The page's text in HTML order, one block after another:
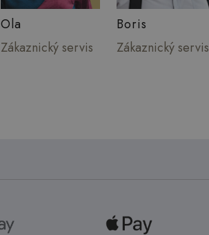
Ola
Zákaznický servis
Boris
Zákaznický servis